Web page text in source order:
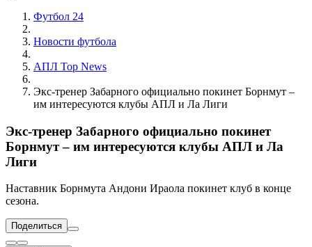
Футбол 24
Новости футбола
АПЛ Top News
Экс-тренер Забарного официально покинет Борнмут –
им интересуются клубы АПЛ и Ла Лиги
Экс-тренер Забарного официально покинет
Борнмут – им интересуются клубы АПЛ и Ла
Лиги
Наставник Борнмута Андони Ираола покинет клуб в конце
сезона.
Поделиться